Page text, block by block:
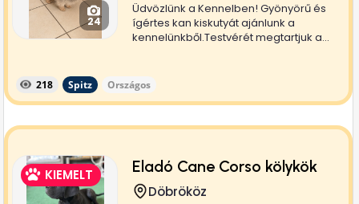
24
Üdvözlünk a Kennelben! Gyönyörű és
ígértes kan kiskutyát ajánlunk a
kennelünkből.Testvérét megtartjuk a...
218 Spitz Országos
KIEMELT Eladó Cane Corso kölykök
Döbrököz